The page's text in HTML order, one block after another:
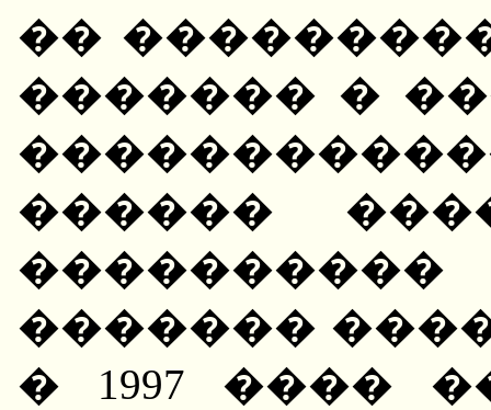
��
������� �
������
�������
� 1997 ����